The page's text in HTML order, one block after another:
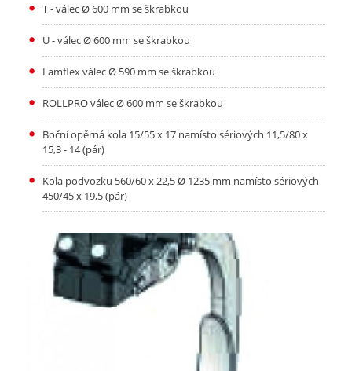
T - válec Ø 600 mm se škrabkou
U - válec Ø 600 mm se škrabkou
Lamflex válec Ø 590 mm se škrabkou
ROLLPRO válec Ø 600 mm se škrabkou
Boční opěrná kola 15/55 x 17 namísto sériových 11,5/80 x
15,3 - 14 (pár)
Kola podvozku 560/60 x 22,5 Ø 1235 mm namísto sériových
450/45 x 19,5 (pár)